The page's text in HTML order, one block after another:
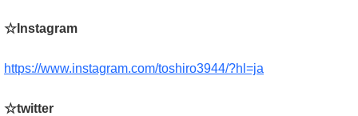
☆Instagram
https://www.instagram.com/toshiro3944/?hl=ja
☆twitter